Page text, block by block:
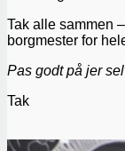
Tak alle sammen
borgmester for
Pas godt på jer
Tak